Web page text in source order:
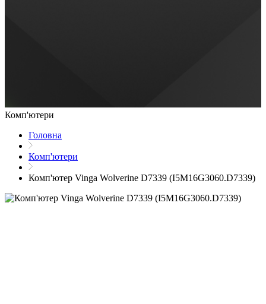
Комп'ютери
Головна
Комп'ютери
Комп'ютер Vinga Wolverine D7339 (I5M16G3060.D7339)